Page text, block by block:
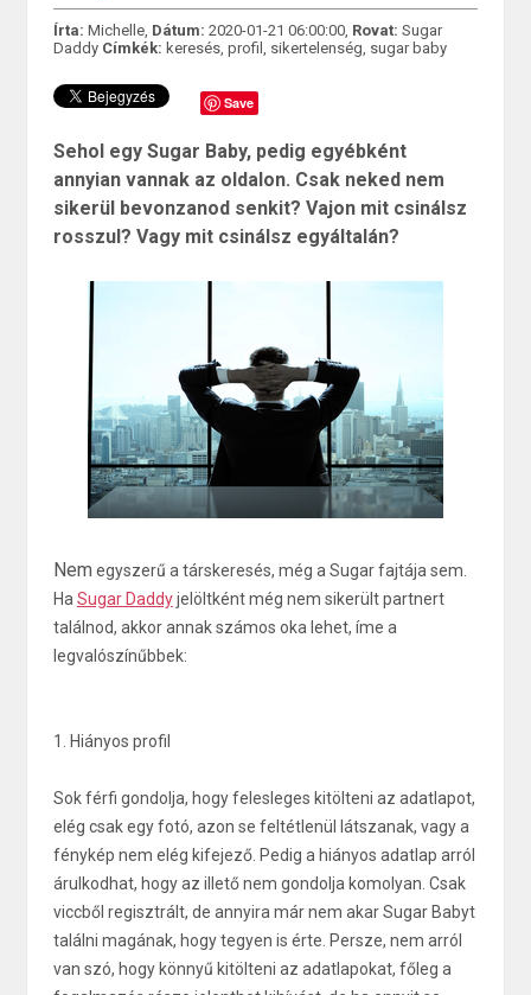
Írta: Michelle, Dátum: 2020-01-21 06:00:00, Rovat: Sugar
Daddy Címkék: keresés, profil , sikertelenség, sugar baby
Save
Sehol egy Sugar Baby, pedig egyébként
annyian vannak az oldalon. Csak neked nem
sikerül bevonzanod senkit? Vajon mit csinálsz
rosszul? Vagy mit csinálsz egyáltalán?
Nem egyszerű a társkeresés, még a Sugar fajtája sem.
Ha Sugar Daddyjelöltként még nem sikerült partnert
találnod, akkor annak számos oka lehet, íme a
legvalószínűbbek:
1. Hiányos profil
Sok férfi gondolja, hogy felesleges kitölteni az adatlapot,
elég csak egy fotó, azon se feltétlenül látszanak, vagy a
fénykép nem elég kifejező. Pedig a hiányos adatlap arról
árulkodhat, hogy az illető nem gondolja komolyan. Csak
viccből regisztrált, de annyira már nem akar Sugar Babyt
találni magának, hogy tegyen is érte. Persze, nem arról
van szó, hogy könnyű kitölteni az adatlapokat, főleg a